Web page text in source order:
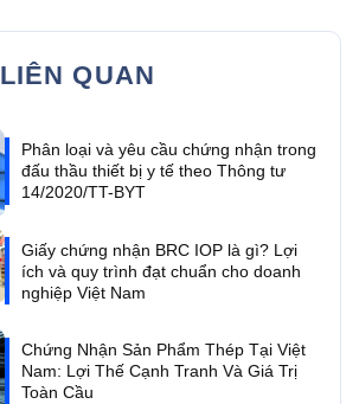
QUAN
Phân loại và yêu cầu chứng nhận trong
đấu thầu thiết bị y tế theo Thông tư
14/2020/TT-BYT
Giấy chứng nhận BRC IOP là gì? Lợi
ích và quy trình đạt chuẩn cho doanh
nghiệp Việt Nam
Chứng Nhận Sản Phẩm Thép Tại Việt
Nam: Lợi Thế Cạnh Tranh Và Giá Trị
Toàn Cầu